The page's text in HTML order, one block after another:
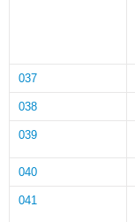
037
038
039
040
041